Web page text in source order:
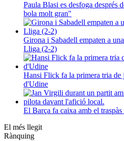
Paula Blasi es desfoga després
bola molt gran"
Girona i Sabadell empaten a
Lliga (2-2)
Hansi Flick fa la primera tria de
d'Udine
El Barça fa caixa amb el
El més llegit
Rànquing